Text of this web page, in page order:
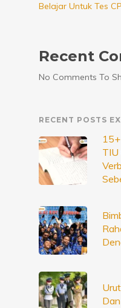
Belajar Untuk Tes
Recent
No Comments To
RECENT POSTS
TIU